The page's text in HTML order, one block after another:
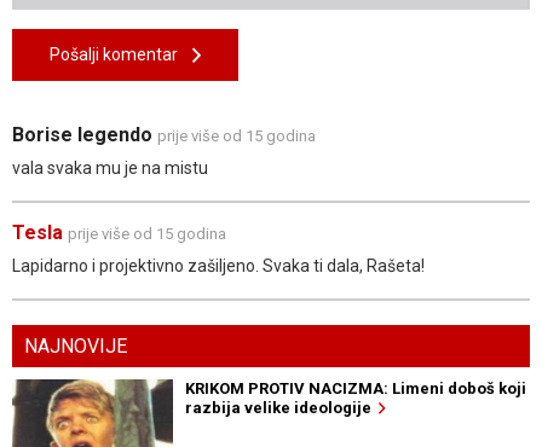
Pošalji komentar
Borise legendo prije više od 15 godina
vala svaka mu je na mistu
Tesla prije više od 15 godina
Lapidarno i projektivno zašiljeno. Svaka ti dala, Rašeta!
NAJNOVIJE
KRIKOM PROTIV NACIZMA: Limeni doboš koji
razbija velike ideologije